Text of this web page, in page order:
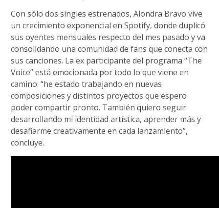
Con sólo dos singles estrenados, Alondra Bravo vive
un crecimiento exponencial en Spotify, donde duplicó
sus oyentes mensuales respecto del mes pasado y va
consolidando una comunidad de fans que conecta con
sus canciones. La ex participante del programa “The
Voice” está emocionada por todo lo que viene en
camino: “he estado trabajando en nuevas
composiciones y distintos proyectos que espero
poder compartir pronto. También quiero seguir
desarrollando mi identidad artística, aprender más y
desafiarme creativamente en cada lanzamiento”,
concluye.